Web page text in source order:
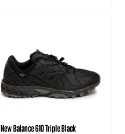
New Balance 610 Triple Black